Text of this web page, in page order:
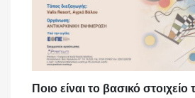
Ποιο είναι το βασικό